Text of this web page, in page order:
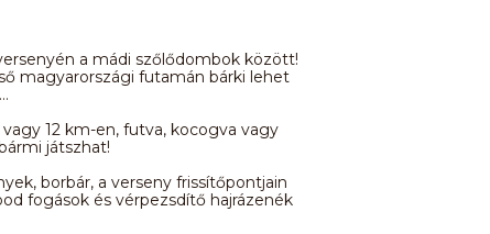
a mádi szőlődombok között!
magyarországi futamán bárki lehet
12 km-en, futva, kocogva vagy
játszhat!
borbár, a verseny frissítőpontjain
fogások és vérpezsdítő hajrázenék